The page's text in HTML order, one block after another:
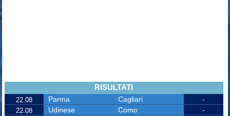
RISULTATI
22.08 Parma Cagliari
-
22.08
Udinese Como
-